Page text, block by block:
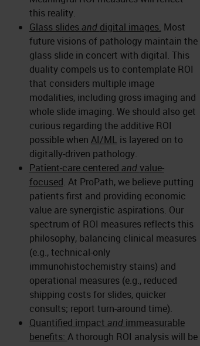
this reality.
Glass slidesand digital images. Most
future visions of pathology maintain the
glass slide in concert with digital. This
duality compels us to contemplate ROI
that considers multiple image
modalities, including gross imaging and
whole slide imaging. We should also get
curious regarding the additive ROI
possible when AI/ML is layered on to
digitally-driven pathology.
Patient-care centered andvalue-
focused. At ProPath, we believe putting
patients first and providing economic
value are synergistic aspirations. Our
spectrum of ROI measures reflects this
philosophy, balancing clinical measures
(e.g., technical-only
immunohistochemistry stains) and
operational measures (e.g., reduced
shipping costs for slides, quicker
consults; report turn-around time).
Quantified impact and immeasurable
benefits: A thorough ROI analysis will be